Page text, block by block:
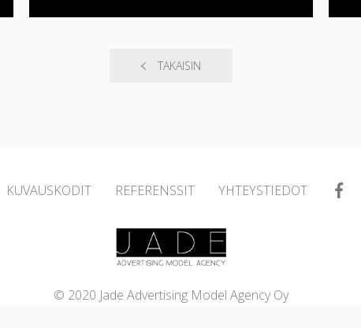
TAKAISIN
KUVAUSKODIT REFERENSSIT YHTEYSTIEDOT
© 2020 Jade Advertising Model Agency Oy